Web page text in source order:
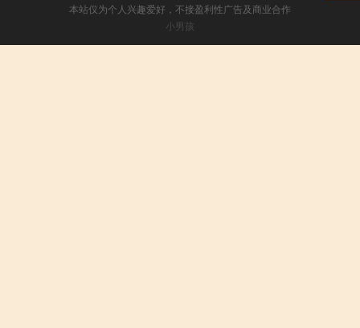
本站仅为个人兴趣爱好，不接盈利性广告及商业合作
小男孩